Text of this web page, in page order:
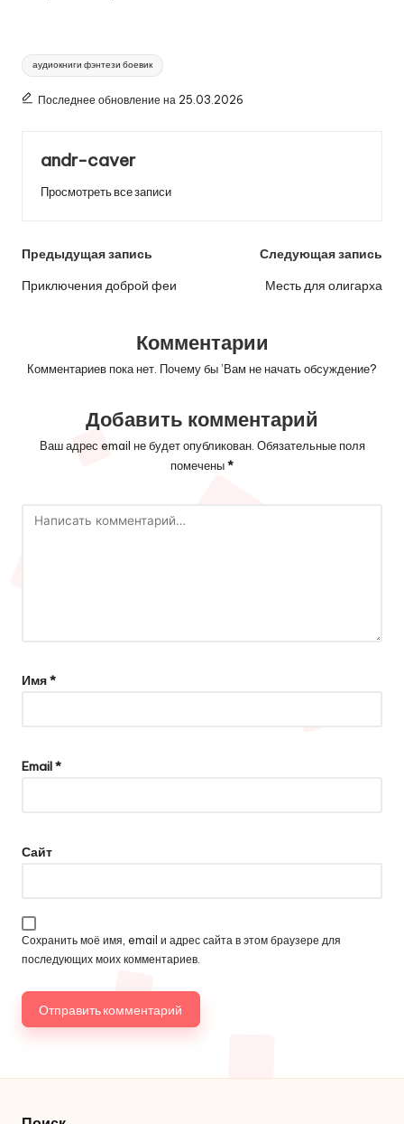
Метки:
аудиокниги фэнтези боевик
Последнее обновление на 25.03.2026
andr-caver
Просмотреть все записи
Навигация
по
Предыдущая запись
Приключения доброй феи
Следующая запись
Месть для олигарха
Комментарии
Комментариев пока нет. Почему бы ’Вам не начать обсуждение?
Добавить комментарий
Ваш адрес email не будет опубликован. Обязательные поля
помечены*
Имя*
Email*
Сайт
Сохранить моё имя, email и адрес сайта в этом браузере для
последующих моих комментариев.